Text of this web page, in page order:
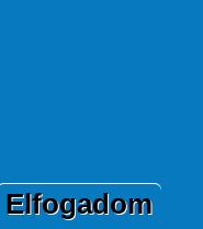
Iskola, Makó, 2019-2026
Elfogadom